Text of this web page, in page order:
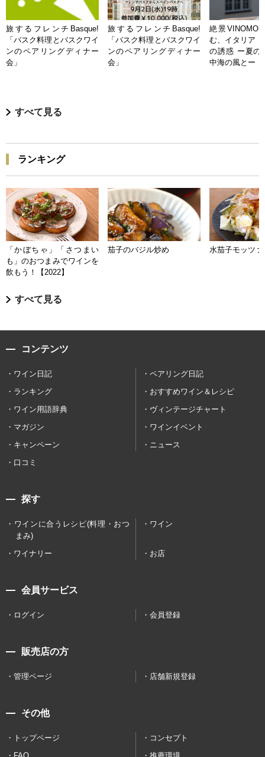
旅するフレンチBasque!
「バスク料理とバスクワイ
ンのペアリングディナー
会」
旅するフレンチBasque!
「バスク料理とバスクワイ
ンのペアリングディナー
会」
絶景
む、イタリア
の誘惑 ー夏の
中海の風とー
すべて見る
ランキング
「かぼちゃ」「さつまい
も」のおつまみでワインを
飲もう！【2022】
茄子のバジル炒め 水茄子モッツァ
すべて見る
コンテンツ
ワイン日記
ペアリング日記
ランキング
おすすめワイン＆レシピ
ワイン用語辞典
ヴィンテージチャート
マガジン
ワインイベント
キャンペーン
ニュース
口コミ
探す
ワインに合うレシピ(料理・おつ
まみ)
ワイン
ワイナリー お店
会員サービス
ログイン 会員登録
販売店の方
管理ページ 店舗新規登録
その他
トップページ
コンセプト
FAQ
推薦環境